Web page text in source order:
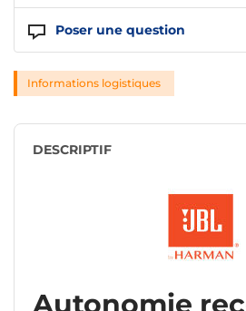
Poser une question
Informations logistiques
DESCRIPTIF